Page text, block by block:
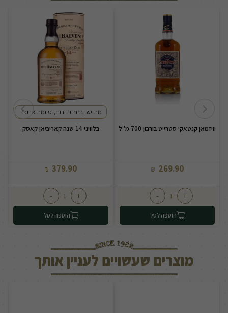
וויזמאן קנטאקי סטרייט בורבון 700 מ"ל
269.90
₪
+
-
הוספה לסל
מתיישן בחביות רום, סיומת ארוכה
בלוויני 14 שנה קאריביאן קאסק
379.90
₪
+
-
הוספה לסל
מוצרים שעשויים לעניין אותך